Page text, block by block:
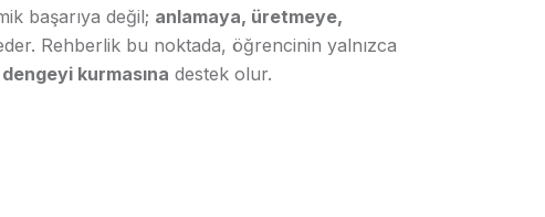
başarıya değil; anlamaya, üretmeye,
Rehberlik bu noktada, öğrencinin yalnızca
kurmasına destek olur.